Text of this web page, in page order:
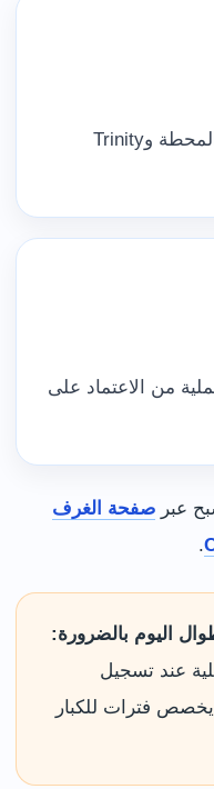
يمكن السير إلى City Square والمحطة وTrinity
من الاعتماد على
عبر صفحة الغرف
.
اليوم بالضرورة:
عند تسجيل
فترات للكبار